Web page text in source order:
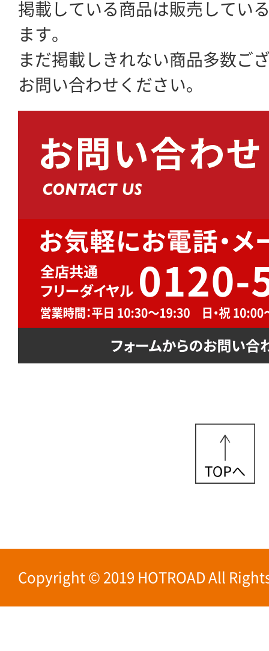
掲載している商品は販売してい
ます。
まだ掲載しきれない商品多数ご
お問い合わせください。
Copyright © 2019 HOTROAD All